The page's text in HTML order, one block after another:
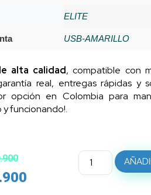
ELITE
USB-AMARILLO
alta calidad, compatible con
real, entregas rápidas y
opción en Colombia para
y funcionando!.